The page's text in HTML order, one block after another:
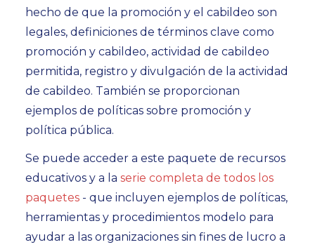
hecho de que la promoción y el cabildeo son
legales, definiciones de términos clave como
promoción y cabildeo, actividad de cabildeo
permitida, registro y divulgación de la actividad
de cabildeo. También se proporcionan
ejemplos de políticas sobre promoción y
política pública.
Se puede acceder a este paquete de recursos
educativos y a la serie completa de todos los
paquetes - que incluyen ejemplos de políticas,
herramientas y procedimientos modelo para
ayudar a las organizaciones sin fines de lucro a